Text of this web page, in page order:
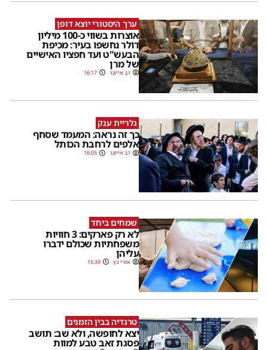
ערך היסטורי יוצא דופן
אוצרות בשווי כ-100 מיליון
דולר נחשפו בעיר: מכיפת
הבעש"ט ועד חפציו האישיים
של מרן
דב אייזנר 16:17
גלריית ענק
כך זה נראה: המעמד שסחף
אלפים לרחבת הכותל
דב אייזנר 16:05
שמחים ביחד
לא רק פארקים: 3 חוויות
משפחתיות שכולם ידברו
עליהן
אורי כץ 15:39
טרגדיה בבין הזמנים
יצא לחופשה, ולא שב: תושב
פסגת זאב טבע למוות